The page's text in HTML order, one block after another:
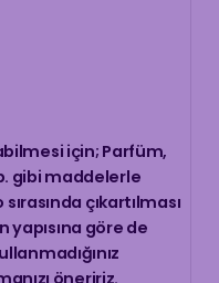
için; Parfüm,
gibi maddelerle
çıkartılması
göre de
öneririz.